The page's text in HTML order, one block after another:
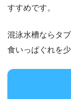
すすめです。
混泳水槽ならタ
食いっぱぐれを